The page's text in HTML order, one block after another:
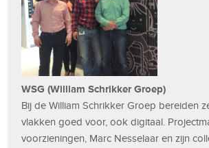
WSG (William Schrikker Groep)
Bij de William Schrikker Groep bereiden
vlakken goed voor, ook digitaal.
voorzieningen, Marc Nesselaar en zijn